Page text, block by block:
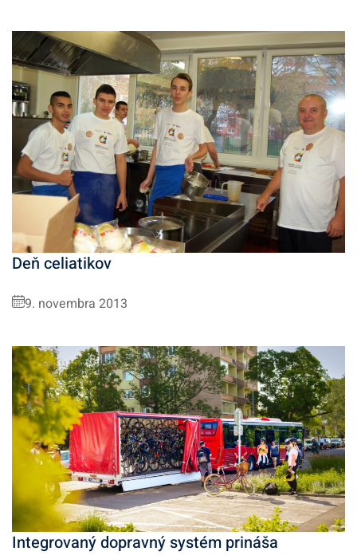
Deň celiatikov
9. novembra 2013
Integrovaný dopravný systém prináša